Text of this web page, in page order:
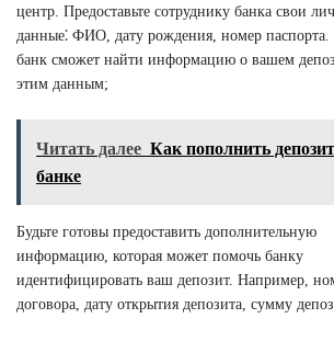
центр. Предоставьте сотруднику банка свои
данные⁚ ФИО, дату рождения, номер
банк сможет найти информацию о вашем
этим данным;
Читать далее Как пополнить
банке
Будьте готовы предоставить дополнительную
информацию, которая может помочь банку
идентифицировать ваш депозит. Например,
договора, дату открытия депозита, сумму